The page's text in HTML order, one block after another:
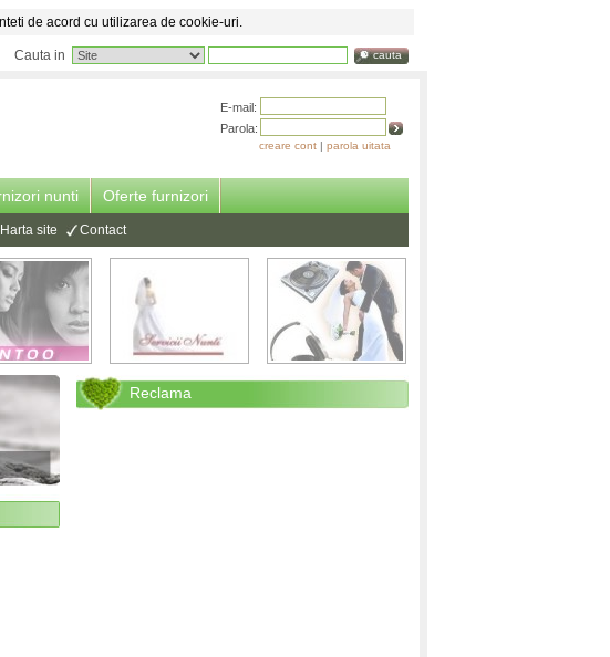
de acord cu utilizarea de cookie-uri.
Cauta in cauta
E-mail:
Parola:
creare cont | parola uitata
nunti Oferte furnizori
Harta site Contact
Reclama